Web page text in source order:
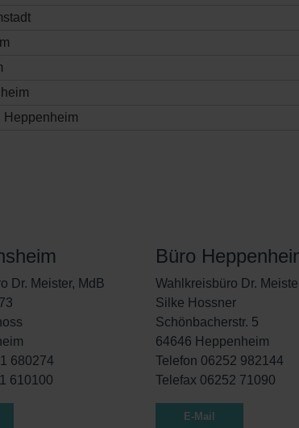
Heppenheim
Dr. Meister, MdB
680274
610100
Büro
Wahlkreisbüro Dr.
Silke Hossner
Schönbacherstr. 5
64646 Heppenheim
Telefon 06252 982144
Telefax 06252 71090
E-Mail